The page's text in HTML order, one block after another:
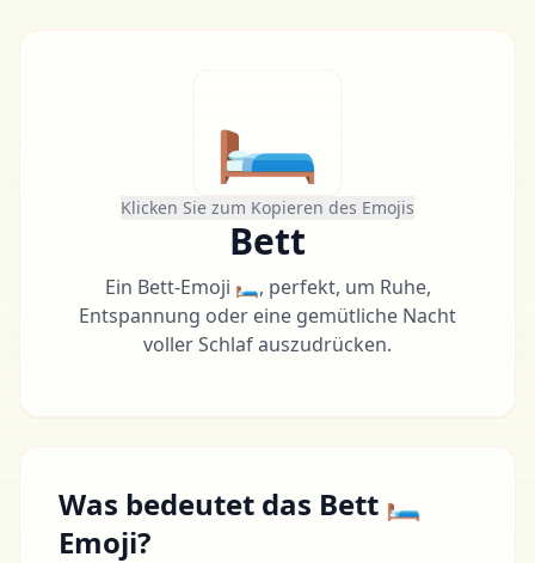
🛏
Klicken Sie zum Kopieren des Emojis
Bett
Ein Bett-Emoji 🛏, perfekt, um Ruhe,
Entspannung oder eine gemütliche Nacht
voller Schlaf auszudrücken.
Was bedeutet das Bett 🛏
Emoji?